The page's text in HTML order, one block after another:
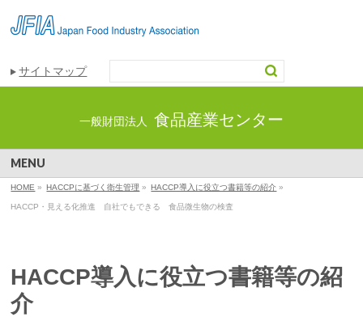
サイトマップ
一般財団法人 食品産業センター
MENU
HOME » HACCPに基づく衛生管理 » HACCP導入に役立つ書籍等の紹介 »
HACCP・見える化推進 自社でもできる 食品微生物の検査
HACCP導入に役立つ書籍等の紹
介